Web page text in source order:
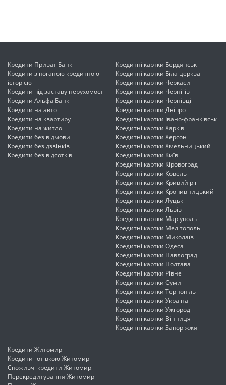
Кредити Приват Банк
Кредити з поганою кредитною
історією
Кредити під заставу нерухомості
Кредити Альфа Банк
Кредити на авто
Кредити на квартиру
Кредити на житло
Кредити без відмови
Кредити без дзвінків
Кредити без відсотків
Кредитні картки Бердянськ
Кредитні картки Біла церква
Кредитні картки Черкаси
Кредитні картки Чернігів
Кредитні картки Чернівці
Кредитні картки Дніпро
Кредитні картки Івано-франківськ
Кредитні картки Харків
Кредитні картки Херсон
Кредитні картки Хмельницький
Кредитні картки Київ
Кредитні картки Кіровоград
Кредитні картки Ковель
Кредитні картки Кривий ріг
Кредитні картки Кропивницький
Кредитні картки Луцьк
Кредитні картки Львів
Кредитні картки Маріуполь
Кредитні картки Мелітополь
Кредитні картки Миколаїв
Кредитні картки Одеса
Кредитні картки Павлоград
Кредитні картки Полтава
Кредитні картки Рівне
Кредитні картки Суми
Кредитні картки Тернопіль
Кредитні картки Україна
Кредитні картки Ужгород
Кредитні картки Вінниця
Кредитні картки Запоріжжя
Кредити Житомир
Кредити готівкою Житомир
Споживчі кредити Житомир
Перекредитування Житомир